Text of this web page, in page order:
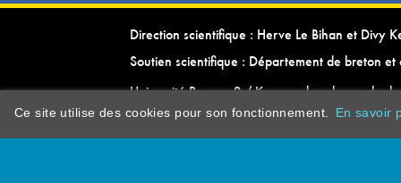
Direction scientifique : Herve Le Bihan et Divy
Soutien scientifique : Département de breton et
Université Rennes 2 / Kevrenn brezhoneg ha
Ce site utilise des cookies pour son fonctionnement. En savoir